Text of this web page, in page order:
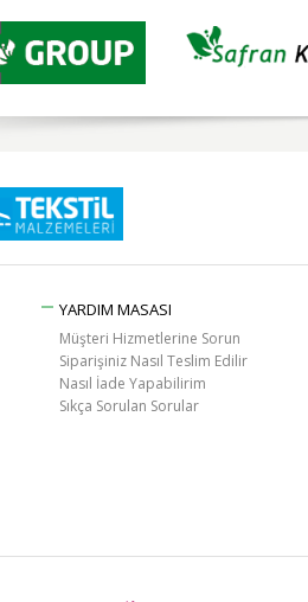
YARDIM MASASI
Müşteri Hizmetlerine Sorun
Siparişiniz Nasıl Teslim Edilir
Nasıl İade Yapabilirim
Sıkça Sorulan Sorular